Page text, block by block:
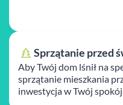
Sprzątanie przed
Aby Twój dom lśnił na
sprzątanie mieszkania
inwestycja w Twój